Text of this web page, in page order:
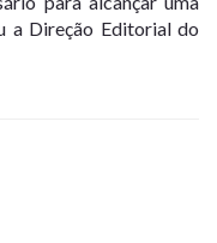
a Direção Editorial do